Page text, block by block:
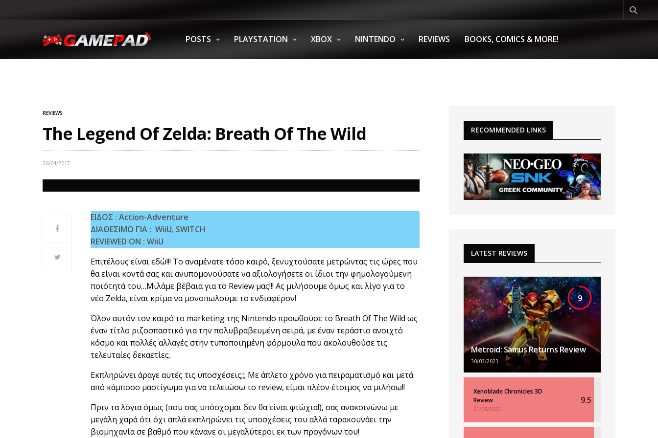
POSTS PLAYSTATION XBOX NINTENDO REVIEWS BOOKS, COMICS & MORE!
REVIEWS
The Legend Of Zelda: Breath Of The Wild
26/04/2017
ΕΙΔΟΣ : Action-Adventure
ΔΙΑΘΕΣΙΜΟ ΓΙΑ : WiiU, SWITCH
REVIEWED ON : WiiU
Επιτέλους είναι εδώ!!! Το αναμένατε τόσο καιρό, ξενυχτούσατε μετρώντας τις ώρες που
θα είναι κοντά σας και ανυπομονούσατε να αξιολογήσετε οι ίδιοι την φημολογούμενη
ποιότητά του…Μιλάμε βέβαια για το Review μας!!!Ας μιλήσουμε όμως και λίγο για το
νέο Zelda, είναι κρίμα να μονοπωλούμε το ενδιαφέρον!
Όλον αυτόν τον καιρό το marketing της Nintendo προωθούσε το Breath Of The Wild ως
έναν τίτλο ριζοσπαστικό για την πολυβραβευμένη σειρά, με έναν τεράστιο ανοιχτό
κόσμο και πολλές αλλαγές στην τυποποιημένη φόρμουλα που ακολουθούσε τις
τελευταίες δεκαετίες.
Εκπληρώνει άραγε αυτές τις υποσχέσεις;;; Με άπλετο χρόνο για πειραματισμό και μετά
από κάμποσο μαστίγωμα για να τελειώσω το review, είμαι πλέον έτοιμος να μιλήσω!!
Πριν τα λόγια όμως (που σας υπόσχομαι δεν θα είναι φτώχια!), σας ανακοινώνω με
μεγάλη χαρά ότι όχι απλά εκπληρώνει τις υποσχέσεις του αλλά ταρακουνάει την
βιομηχανία σε βαθμό που κάνανε οι μεγαλύτεροι εκ των προγόνων του!
RECOMMENDED LINKS
LATEST REVIEWS
9
Metroid: Samus Returns Review
30/03/2023
Xenoblade Chronicles 3D
Review
01/08/2022
9.5